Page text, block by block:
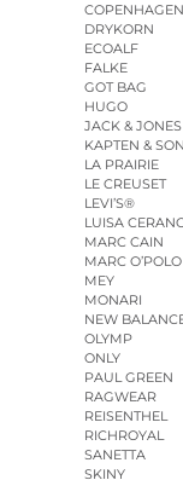
COPENHAGEN
DRYKORN
ECOALF
FALKE
GOT BAG
HUGO
JACK & JONES
KAPTEN & SON
LA PRAIRIE
LE CREUSET
LEVI’S®
LUISA
MARC CAIN
MARC O’POLO
MEY
MONARI
NEW
OLYMP
ONLY
PAUL GREEN
RAGWEAR
REISENTHEL
RICHROYAL
SANETTA
SKINY